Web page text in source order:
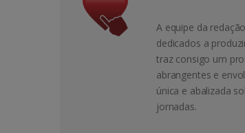
A equipe da
dedicados a
traz consigo um
abrangentes e
única e abalizada
jornadas.